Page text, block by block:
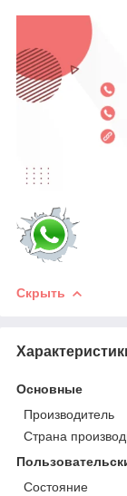
Скрыть
Основные
Производитель
Страна
Состояние